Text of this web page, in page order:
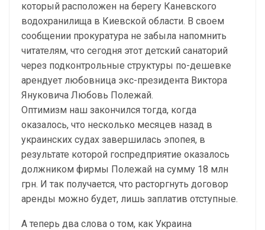
который расположен на берегу Каневского
водохранилища в Киевской области. В своем
сообщении прокуратура не забыла напомнить
читателям, что сегодня этот детский санаторий
через подконтрольные структуры по-дешевке
арендует любовница экс-президента Виктора
Януковича Любовь Полежай.
Оптимизм наш закончился тогда, когда
оказалось, что несколько месяцев назад в
украинских судах завершилась эпопея, в
результате которой госпредприятие оказалось
должником фирмы Полежай на сумму 18 млн
грн. И так получается, что расторгнуть договор
аренды можно будет, лишь заплатив отступные.
А теперь два слова о том, как Украина